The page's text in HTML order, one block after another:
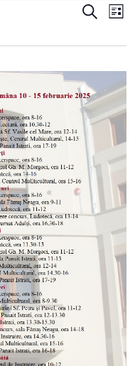
în
și
Caută
Listă